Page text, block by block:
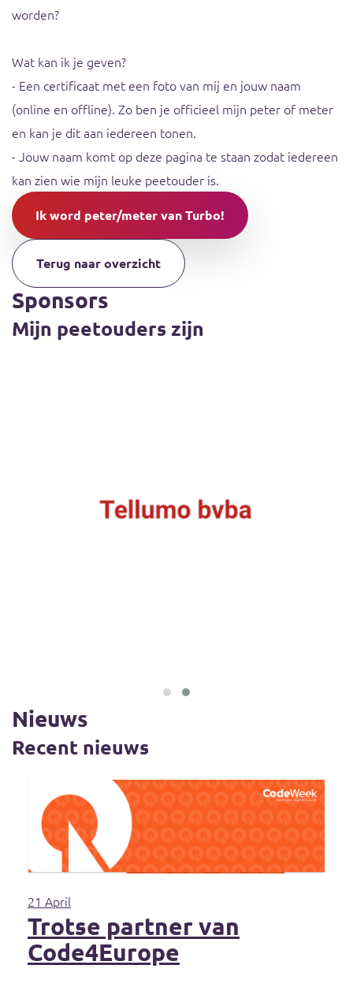
worden?
Wat kan ik je geven?
- Een certificaat met een foto van mij en jouw naam
(online en offline). Zo ben je officieel mijn peter of meter
en kan je dit aan iedereen tonen.
- Jouw naam komt op deze pagina te staan zodat iedereen
kan zien wie mijn leuke peetouder is.
Ik word peter/meter van Turbo!
Terug naar overzicht
Sponsors
Mijn peetouders zijn
Nieuws
Recent nieuws
21 April
Trotse partner van
Code4Europe